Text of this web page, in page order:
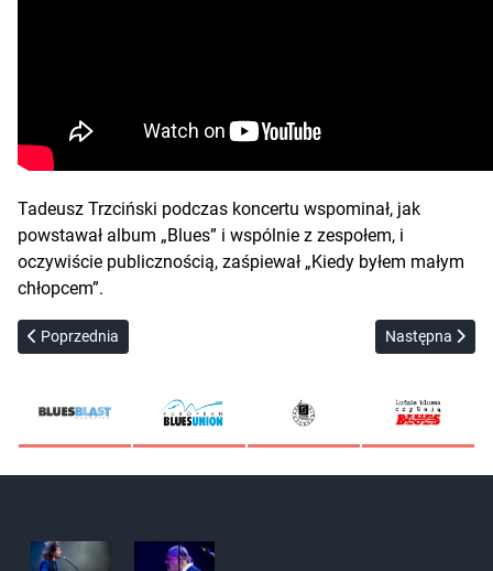
Tadeusz Trzciński podczas koncertu wspominał, jak
powstawał album „Blues” i wspólnie z zespołem, i
oczywiście publicznością, zaśpiewał „Kiedy byłem małym
chłopcem”.
Poprzednia strona: Onus Blues na czele Blues Top 2025. Wyniki
Poprzednia Następna
Następna